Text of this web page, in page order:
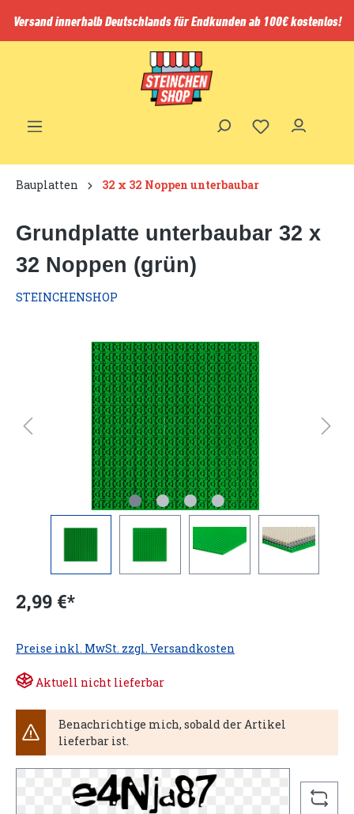
springen
Versand innerhalb Deutschlands für Endkunden ab 100€ kostenlos!
Bauplatten 32 x 32 Noppen unterbaubar
Grundplatte unterbaubar 32 x
32 Noppen (grün)
STEINCHENSHOP
2,99 €*
Preise inkl. MwSt. zzgl. Versandkosten
Aktuell nicht lieferbar
Benachrichtige mich, sobald der Artikel
lieferbar ist.